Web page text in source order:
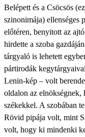
Belépett és a Csöcsös
szinonimája) ellenséges
előtéren, benyitott az
hirdette a szoba
tárgyaló is lehetett
pártirodák
Lenin-kép – volt
oldalon az elnökségnek,
székekkel. A szobában
Rövid pipája volt, mint
volt, hogy ki mindenki